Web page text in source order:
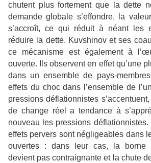
chutent plus fortement que la dette
demande globale s’effondre, la
s’accroît, ce qui réduit à néant les
réduire la dette. Kuvshinov et ses
ce mécanisme est également à
ouverte. Ils observent en effet qu’une
dans un ensemble de pays-
effets du choc dans l’ensemble de
pressions déflationnistes
de change réel a tendance à
nouveau les pressions
effets pervers sont négligeables dans
ouvertes : dans leur cas, la borne
devient pas contraignante et la chute